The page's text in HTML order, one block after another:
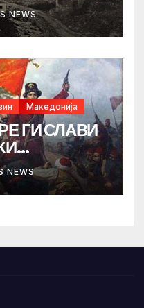
NEWS
Македонија
ГИ СЛАВИ
NEWS